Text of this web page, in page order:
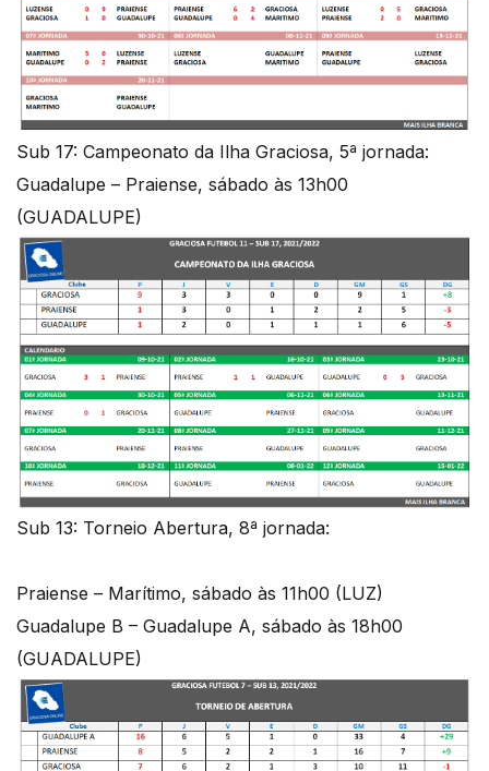
Sub 17: Campeonato da Ilha Graciosa, 5ª jornada:
Guadalupe – Praiense, sábado às 13h00
(GUADALUPE)
Sub 13: Torneio Abertura, 8ª jornada:
Praiense – Marítimo, sábado às 11h00 (LUZ)
Guadalupe B – Guadalupe A, sábado às 18h00
(GUADALUPE)